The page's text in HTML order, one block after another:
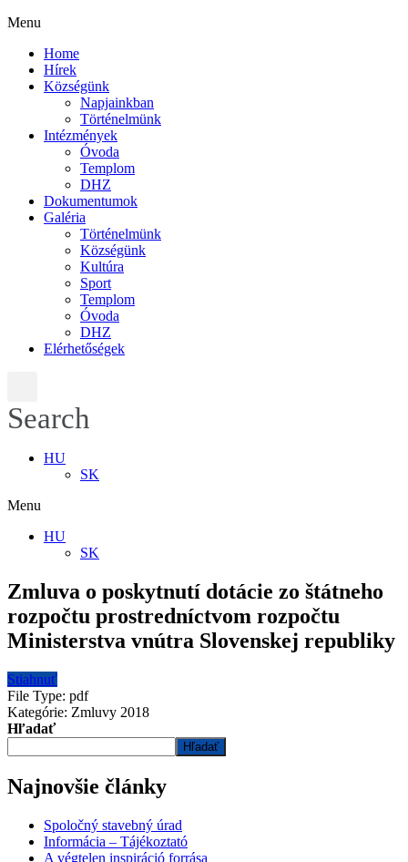
Menu
Home
Hírek
Községünk
Napjainkban
Történelmünk
Intézmények
Óvoda
Templom
DHZ
Dokumentumok
Galéria
Történelmünk
Községünk
Kultúra
Sport
Templom
Óvoda
DHZ
Elérhetőségek
Search
HU
SK
Menu
HU
SK
Zmluva o poskytnutí dotácie zo štátneho
rozpočtu prostredníctvom rozpočtu
Ministerstva vnútra Slovenskej republiky
Stiahnuť
File Type: pdf
Kategórie: Zmluvy 2018
Hľadať
Hľadať
Najnovšie články
Spoločný stavebný úrad
Informácia – Tájékoztató
A végtelen inspiráció forrása